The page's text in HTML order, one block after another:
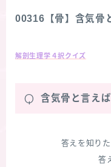
00316【骨】含気骨
解剖生理学４択クイズ
Q 含気骨と言えば
答えを知り
答